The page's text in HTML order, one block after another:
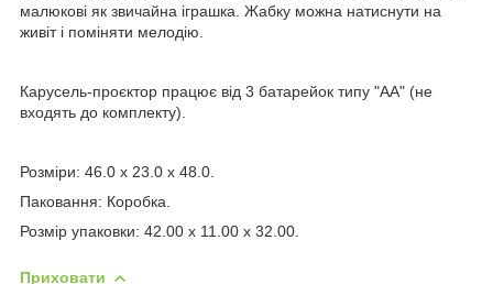
малюкові як звичайна іграшка. Жабку можна натиснути на
живіт і поміняти мелодію.
Карусель-проєктор працює від 3 батарейок типу "АА" (не
входять до комплекту).
Розміри: 46.0 x 23.0 x 48.0.
Паковання: Коробка.
Розмір упаковки: 42.00 x 11.00 x 32.00.
Приховати